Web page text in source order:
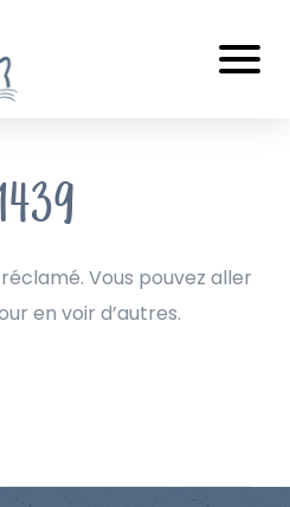
Vous pouvez aller
en voir d’autres.